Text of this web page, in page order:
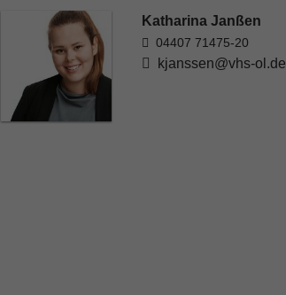
Katharina Janßen
04407 71475-20
kjanssen@vhs-ol.de